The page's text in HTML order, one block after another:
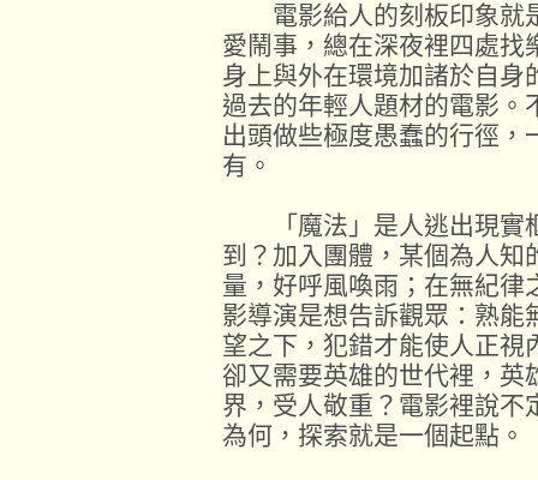
電影給人的刻板印象就
愛鬧事，總在深夜裡四處找
身上與外在環境加諸於自身
過去的年輕人題材的電影。
出頭做些極度愚蠢的行徑，
有。
「魔法」是人逃出現實
到？加入團體，某個為人知
量，好呼風喚雨；在無紀律
影導演是想告訴觀眾：熟能
望之下，犯錯才能使人正視
卻又需要英雄的世代裡，英
界，受人敬重？電影裡說不
為何，探索就是一個起點。